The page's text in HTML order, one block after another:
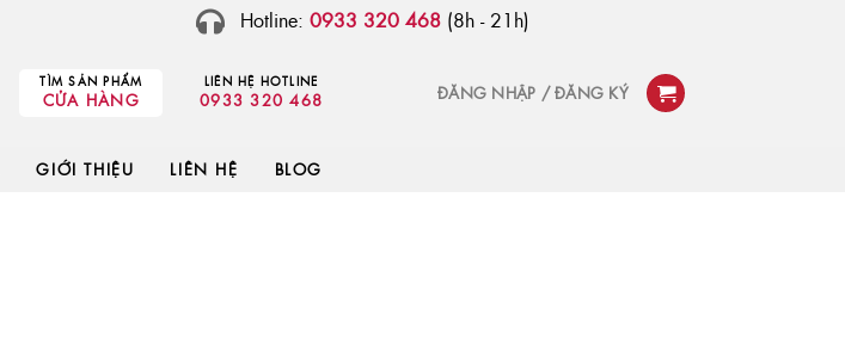
Hotline:0933 320 468 (8h - 21h)
TÌM SẢN PHẨM
CỬA HÀNG
LIÊN HỆ HOTLINE
0933 320 468 ĐĂNG NHẬP / ĐĂNG KÝ
GIỚI THIỆU LIÊN HỆ BLOG